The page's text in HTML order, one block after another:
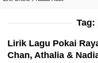
Tag:
Lirik Lagu Pokai
Chan, Athalia &